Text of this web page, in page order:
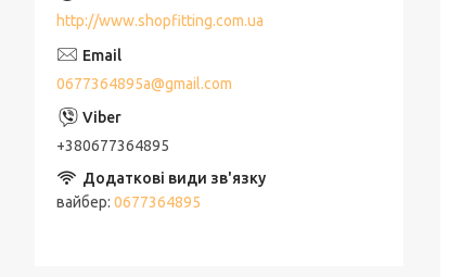
http://www.shopfitting.com.ua
0677364895a@gmail.com
+380677364895
вайбер 0677364895